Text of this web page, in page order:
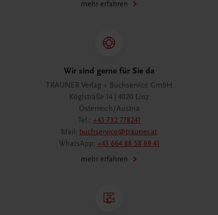
mehr erfahren
Wir sind gerne für Sie da
TRAUNER Verlag + Buchservice GmbH
Köglstraße 14 | 4020 Linz
Österreich/Austria
Tel.: +43 732 778241
Mail: buchservice@trauner.at
WhatsApp: +43 664 88 58 69 41
mehr erfahren